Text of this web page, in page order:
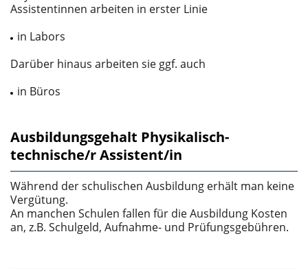
Assistentinnen arbeiten in erster Linie
in Labors
Darüber hinaus arbeiten sie ggf. auch
in Büros
Ausbildungsgehalt Physikalisch-
technische/r Assistent/in
Während der schulischen Ausbildung erhält man keine
Vergütung.
An manchen Schulen fallen für die Ausbildung Kosten
an, z.B. Schulgeld, Aufnahme- und Prüfungsgebühren.